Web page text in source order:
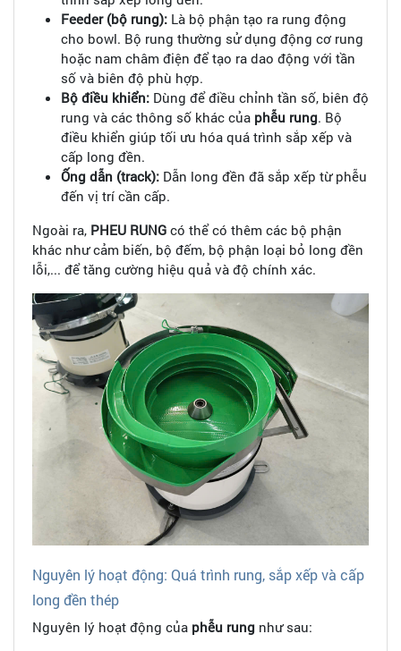
Feeder (bộ rung): Là bộ phận tạo ra rung động
cho bowl. Bộ rung thường sử dụng động cơ rung
hoặc nam châm điện để tạo ra dao động với tần
số và biên độ phù hợp.
Bộ điều khiển: Dùng để điều chỉnh tần số, biên độ
rung và các thông số khác của phễu rung. Bộ
điều khiển giúp tối ưu hóa quá trình sắp xếp và
cấp long đền.
Ống dẫn (track): Dẫn long đền đã sắp xếp từ phễu
đến vị trí cần cấp.
Ngoài ra, PHEU RUNG có thể có thêm các bộ phận
khác như cảm biến, bộ đếm, bộ phận loại bỏ long đền
lỗi,... để tăng cường hiệu quả và độ chính xác.
Nguyên lý hoạt động: Quá trình rung, sắp xếp và cấp
long đền thép
Nguyên lý hoạt động của phễu rung như sau: